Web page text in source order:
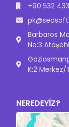
+90 532
Barbaros
No:3
K:2
NEREDEYİZ?